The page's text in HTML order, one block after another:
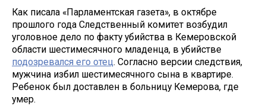
Как писала «Парламентская газета», в октябре
прошлого года Следственный комитет возбудил
уголовное дело по факту убийства в Кемеровской
области шестимесячного младенца, в убийстве
подозревался его отец. Согласно версии следствия,
мужчина избил шестимесячного сына в квартире.
Ребенок был доставлен в больницу Кемерова, где
умер.